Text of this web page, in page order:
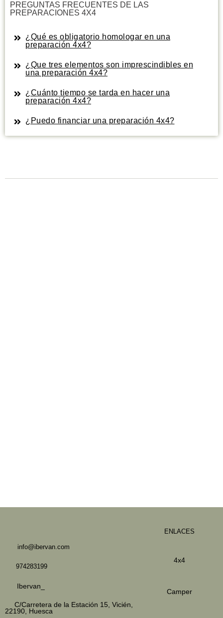
PREGUNTAS FRECUENTES DE LAS
PREPARACIONES 4X4
¿Qué es obligatorio homologar en una
preparación 4x4?
¿Que tres elementos son imprescindibles en
una preparación 4x4?
¿Cuánto tiempo se tarda en hacer una
preparación 4x4?
¿Puedo financiar una preparación 4x4?
info@ibervan.com
974283199
Ibervan_
C/Carretera de la Estación 15, Vicién,
22190, Huesca
ENLACES
4x4
Camper